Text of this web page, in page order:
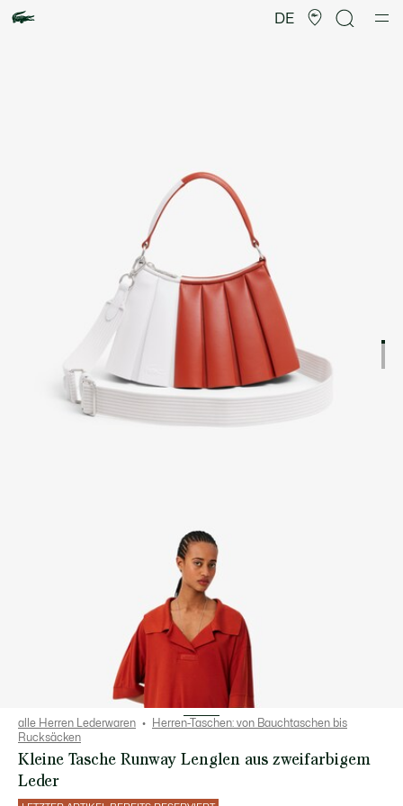
DE
alle Herren Lederwaren
Herren-Taschen: von Bauchtaschen bis
Rucksäcken
Kleine Tasche Runway Lenglen aus zweifarbigem
Leder